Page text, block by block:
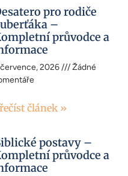
pro rodiče
–
průvodce a
2026
Žádné
článek »
postavy –
průvodce a